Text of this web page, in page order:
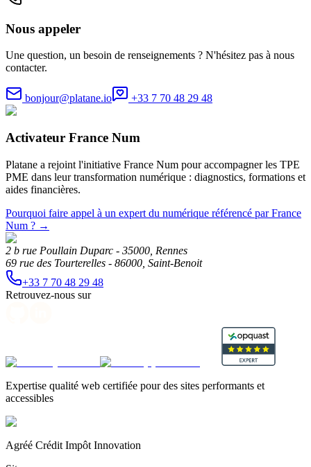
Nous appeler
Une question, un besoin de renseignements ? N'hésitez pas à nous
contacter.
bonjour@platane.io +33 7 70 48 29 48
Activateur France Num
Platane a rejoint l'initiative France Num pour accompagner les TPE
PME dans leur transformation numérique : diagnostics, formations et
aides financières.
Pourquoi faire appel à un expert du numérique référencé par France
Num ? →
2 b rue Poullain Duparc - 35000, Rennes
69 rue des Tourterelles - 86000, Saint-Benoit
+33 7 70 48 29 48
Retrouvez-nous sur
Expertise qualité web certifiée pour des sites performants et
accessibles
Agréé Crédit Impôt Innovation